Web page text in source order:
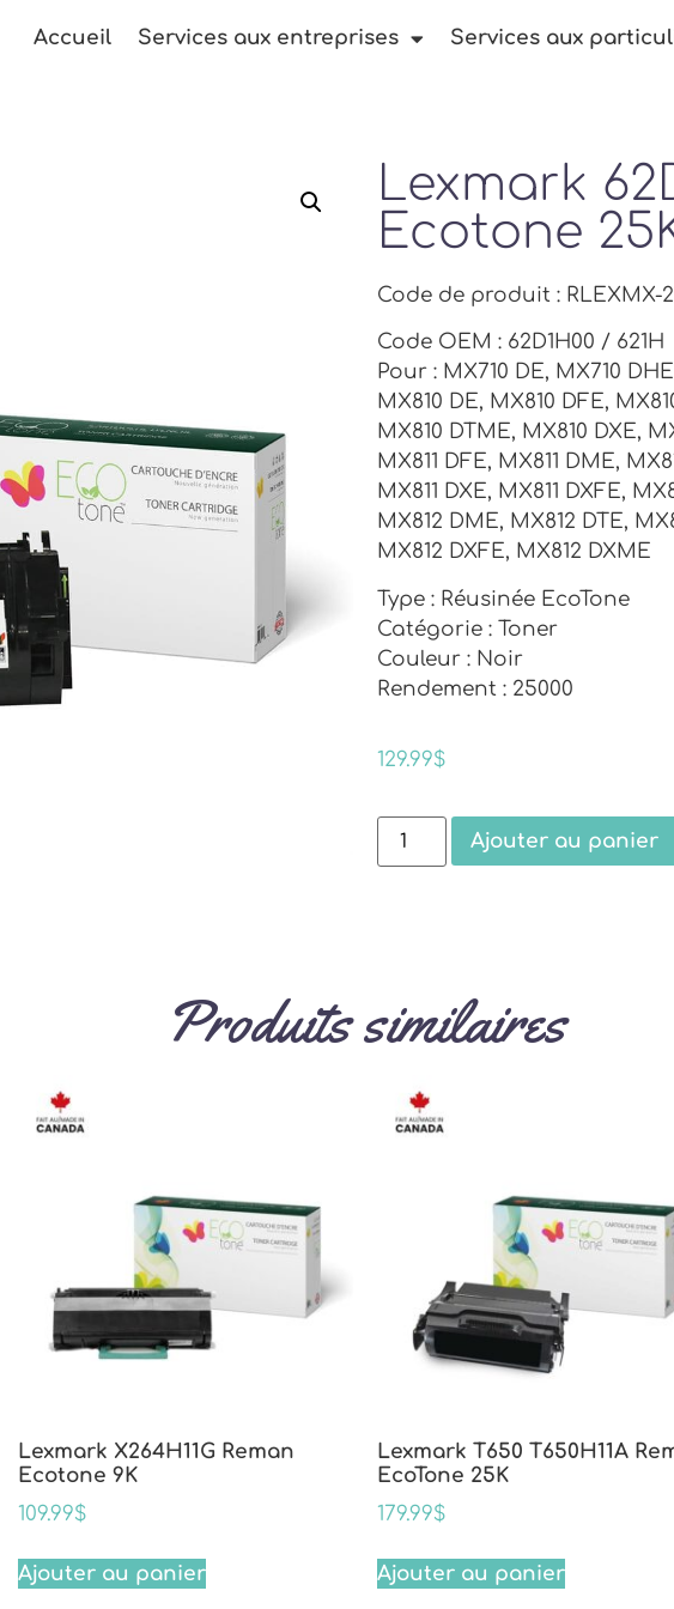
Accueil Services aux entreprises Services aux
Lexmark
Ecotone
Code de produit : RLEXMX-
Code OEM : 62D1H00 / 621H
Pour : MX710 DE, MX710
MX810 DE, MX810 DFE,
MX810 DTME, MX810 DXE,
MX811 DFE, MX811 DME,
MX811 DXE, MX811 DXFE,
MX812 DME, MX812 DTE,
MX812 DXFE, MX812 DXME
Type : Réusinée EcoTone
Catégorie : Toner
Couleur : Noir
Rendement : 25000
129.99$
Ajouter au panier
Produits similaires
Lexmark X264H11G Reman
Ecotone 9K
109.99$
Ajouter au panier
Lexmark T650 T650H11A
EcoTone 25K
179.99$
Ajouter au panier